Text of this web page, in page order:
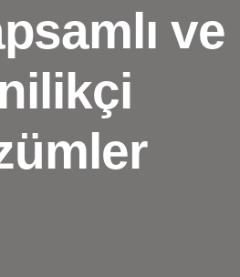
ve